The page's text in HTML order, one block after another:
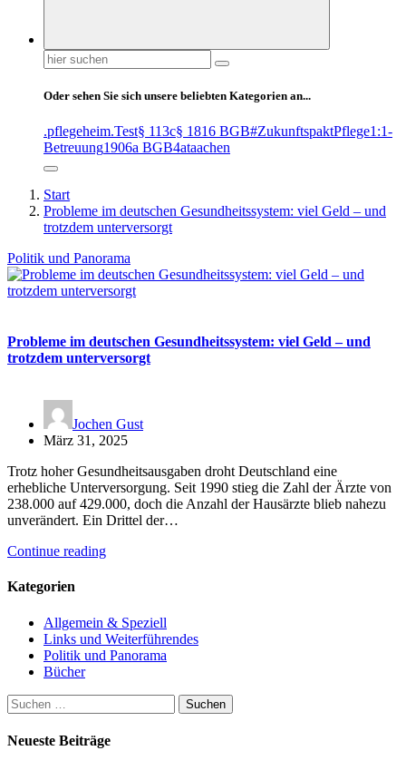
Suchen
nach:
Oder sehen Sie sich unsere beliebten Kategorien an...
.pflegeheim.Test§ 113c§ 1816 BGB#ZukunftspaktPflege1:1-
Betreuung1906a BGB4ataachen
Start
Probleme im deutschen Gesundheitssystem: viel Geld – und
trotzdem unterversorgt
Politik und Panorama
Probleme im deutschen Gesundheitssystem: viel Geld – und
trotzdem unterversorgt
Jochen Gust
März 31, 2025
Trotz hoher Gesundheitsausgaben droht Deutschland eine
erhebliche Unterversorgung. Seit 1990 stieg die Zahl der Ärzte von
238.000 auf 429.000, doch die Anzahl der Hausärzte blieb nahezu
unverändert. Ein Drittel der…
Continue reading
Kategorien
Allgemein & Speziell
Links und Weiterführendes
Politik und Panorama
Bücher
Suchen
nach:
Neueste Beiträge